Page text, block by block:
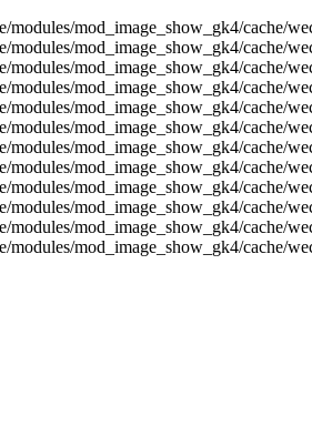
modules/mod_image_show_gk4/cache/
modules/mod_image_show_gk4/cache/
modules/mod_image_show_gk4/cache/
modules/mod_image_show_gk4/cache/
modules/mod_image_show_gk4/cache/
modules/mod_image_show_gk4/cache/
modules/mod_image_show_gk4/cache/
modules/mod_image_show_gk4/cache/
modules/mod_image_show_gk4/cache/
modules/mod_image_show_gk4/cache/
modules/mod_image_show_gk4/cache/
modules/mod_image_show_gk4/cache/